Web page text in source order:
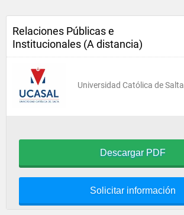
Relaciones Públicas e
Institucionales (A distancia)
Universidad Católica de Salta
Descargar PDF
Solicitar información